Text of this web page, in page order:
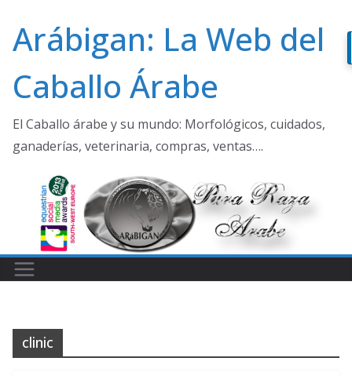
contenido
Arábigan: La Web del
Caballo Árabe
El Caballo árabe y su mundo: Morfológicos, cuidados,
ganaderías, veterinaria, compras, ventas….
clinic